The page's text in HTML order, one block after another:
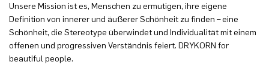
Unsere Mission ist es, Menschen zu ermutigen, ihre eigene
Definition von innerer und äußerer Schönheit zu finden – eine
Schönheit, die Stereotype überwindet und Individualität mit einem
offenen und progressiven Verständnis feiert. DRYKORN for
beautiful people.